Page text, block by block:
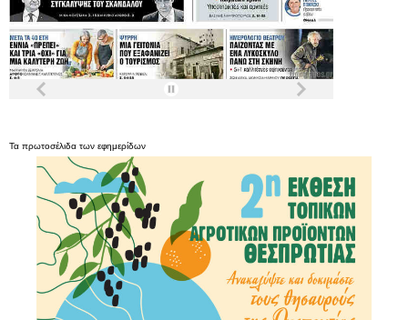
Τα πρωτοσέλιδα των εφημερίδων